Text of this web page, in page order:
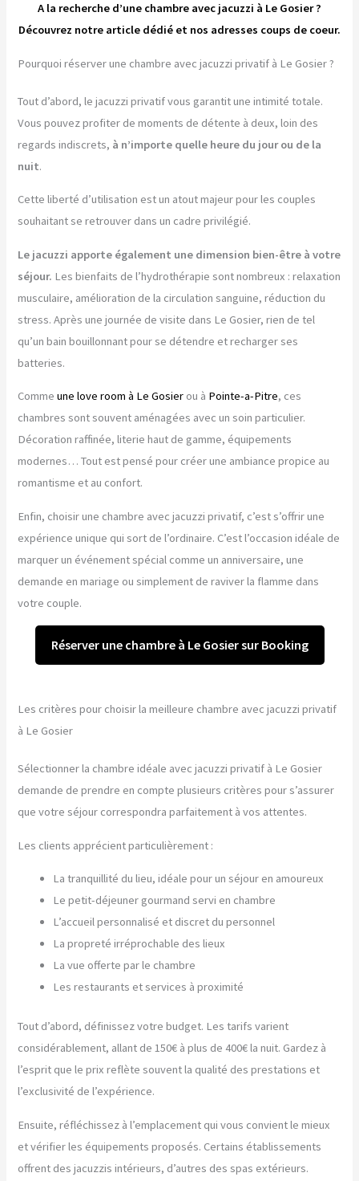
A la recherche d’une chambre avec jacuzzi à Le Gosier ?
Découvrez notre article dédié et nos adresses coups de coeur.
Pourquoi réserver une chambre avec jacuzzi privatif à Le Gosier ?
Tout d’abord, le jacuzzi privatif vous garantit une intimité totale.
Vous pouvez profiter de moments de détente à deux, loin des
regards indiscrets, à n’importe quelle heure du jour ou de la
nuit.
Cette liberté d’utilisation est un atout majeur pour les couples
souhaitant se retrouver dans un cadre privilégié.
Le jacuzzi apporte également une dimension bien-être à votre
séjour. Les bienfaits de l’hydrothérapie sont nombreux : relaxation
musculaire, amélioration de la circulation sanguine, réduction du
stress. Après une journée de visite dans Le Gosier, rien de tel
qu’un bain bouillonnant pour se détendre et recharger ses
batteries.
Comme une love room à Le Gosier ou à Pointe-a-Pitre, ces
chambres sont souvent aménagées avec un soin particulier.
Décoration raffinée, literie haut de gamme, équipements
modernes… Tout est pensé pour créer une ambiance propice au
romantisme et au confort.
Enfin, choisir une chambre avec jacuzzi privatif, c’est s’offrir une
expérience unique qui sort de l’ordinaire. C’est l’occasion idéale de
marquer un événement spécial comme un anniversaire, une
demande en mariage ou simplement de raviver la flamme dans
votre couple.
Réserver une chambre à Le Gosier sur Booking
Les critères pour choisir la meilleure chambre avec jacuzzi privatif
à Le Gosier
Sélectionner la chambre idéale avec jacuzzi privatif à Le Gosier
demande de prendre en compte plusieurs critères pour s’assurer
que votre séjour correspondra parfaitement à vos attentes.
Les clients apprécient particulièrement :
La tranquillité du lieu, idéale pour un séjour en amoureux
Le petit-déjeuner gourmand servi en chambre
L’accueil personnalisé et discret du personnel
La propreté irréprochable des lieux
La vue offerte par le chambre
Les restaurants et services à proximité
Tout d’abord, définissez votre budget. Les tarifs varient
considérablement, allant de 150€ à plus de 400€ la nuit. Gardez à
l’esprit que le prix reflète souvent la qualité des prestations et
l’exclusivité de l’expérience.
Ensuite, réfléchissez à l’emplacement qui vous convient le mieux
et vérifier les équipements proposés. Certains établissements
offrent des jacuzzis intérieurs, d’autres des spas extérieurs.